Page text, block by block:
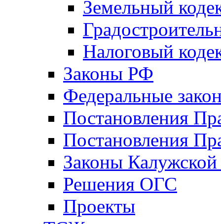
Земельный
Налоговый
Законы РФ
Федеральные
Постановления
Постановления
Законы Калужской
Решения ОГС
Проекты